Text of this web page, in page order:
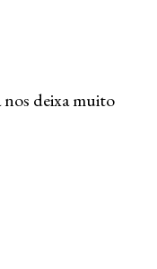
nos deixa muito